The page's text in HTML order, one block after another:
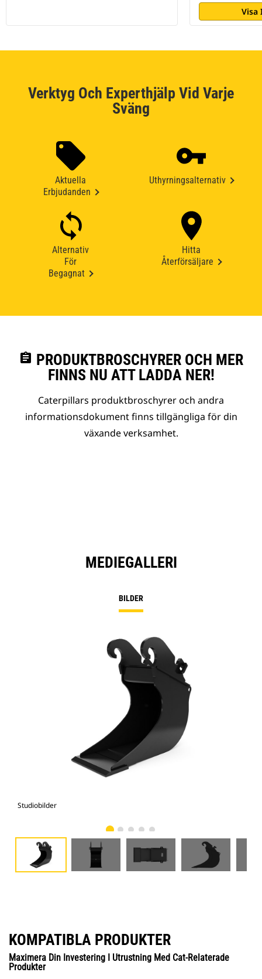
Visa
Verktyg Och Experthjälp Vid Varje
Sväng
Aktuella
Erbjudanden
Uthyrningsalternativ
Alternativ
För
Begagnat
Hitta
Återförsäljare
assignment PRODUKTBROSCHYRER OCH MER
FINNS NU ATT LADDA NER!
Caterpillars produktbroschyrer och andra
informationsdokument finns tillgängliga för din
växande verksamhet.
MEDIEGALLERI
BILDER
Studiobilder
KOMPATIBLA PRODUKTER
Maximera Din Investering I Utrustning Med Cat-Relaterade
Produkter